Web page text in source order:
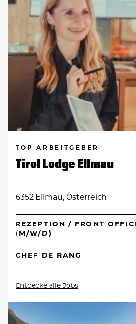
TOP ARBEITGEBER
Tirol Lodge Ellmau
6352 Ellmau, Österreich
REZEPTION / FRONT
(M/W/D)
CHEF DE RANG
Entdecke alle Jobs